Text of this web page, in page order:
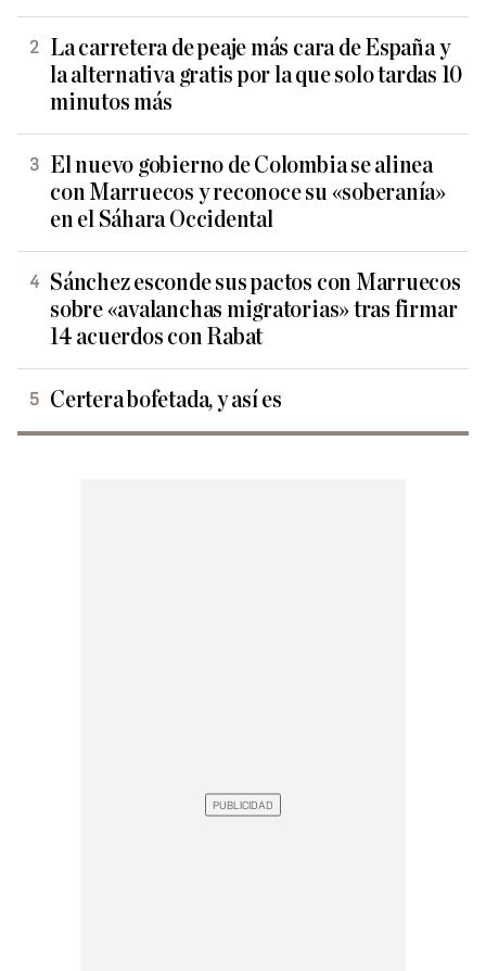
La carretera de peaje más cara de España y
la alternativa gratis por la que solo tardas 10
minutos más
El nuevo gobierno de Colombia se alinea
con Marruecos y reconoce su «soberanía»
en el Sáhara Occidental
Sánchez esconde sus pactos con Marruecos
sobre «avalanchas migratorias» tras firmar
14 acuerdos con Rabat
Certera bofetada, y así es